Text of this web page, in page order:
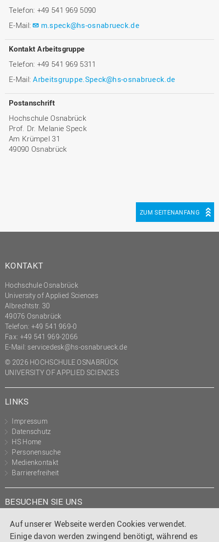
Auf unserer Webseite werden Cookies verwendet.
Einige davon werden zwingend benötigt, während es
Telefon: +49 541 969 5090
E-Mail:
m.speck@hs-osnabrueck.de
Kontakt Arbeitsgruppe
Telefon: +49 541 969 5311
E-Mail:Arbeitsgruppe.Speck@hs-osnabrueck.de
Postanschrift
Hochschule Osnabrück
Prof. Dr. Melanie Speck
Am Krümpel 31
49090 Osnabrück
ZUM SEITENANFANG
KONTAKT
Hochschule Osnabrück
University of Applied Sciences
Albrechtstr. 30
49076 Osnabrück
Telefon: +49 541 969-0
Fax: +49 541 969-2066
E-Mail: servicedesk@hs-osnabrueck.de
© 2026 HOCHSCHULE OSNABRÜCK
UNIVERSITY OF APPLIED SCIENCES
LINKS
Impressum
Datenschutz
HS Home
Personensuche
Medienkontakt
Barrierefreiheit
BESUCHEN SIE UNS
Instagram
TiktokLinkedIn
YouTube
Facebook